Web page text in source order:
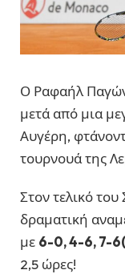
Ο Ραφαήλ
μετά από μια
Αυγέρη,
τουρνουά της
Στον τελικό
δραματική
με 6-0, 4-6, 7-
2,5 ώρες!